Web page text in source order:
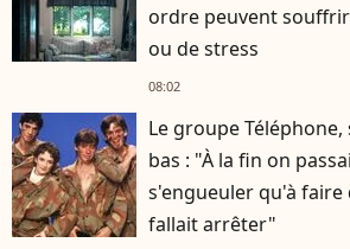
ordre peuvent
ou de stress
08:02
Le groupe Téléphone,
bas : "À la fin on
s'engueuler qu'à faire
fallait arrêter"